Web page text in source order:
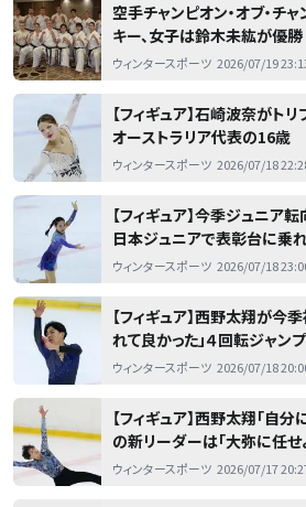
空手チャンピオン・オブ・チ
キー、女子は鈴木未紘が優
ウィンタースポーツ 2026/07/19
【フィギュア】石崎波奈がト
オーストラリア代表の16歳
ウィンタースポーツ 2026/07/18
【フィギュア】今季ジュニア
日本ジュニアで表彰台に乗れ
ウィンタースポーツ 2026/07/18
【フィギュア】西野太翔が今
れて良かった」４回転ジャン
ウィンタースポーツ 2026/07/18
【フィギュア】西野太翔「自
の新リーダーは「大弥に任せ
ウィンタースポーツ 2026/07/17